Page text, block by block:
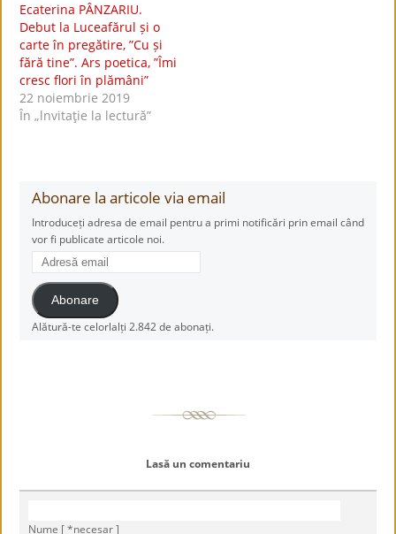
Ecaterina PÂNZARIU.
Debut la Luceafărul și o
carte în pregătire, ”Cu și
fără tine”. Ars poetica, ”Îmi
cresc flori în plămâni”
22 noiembrie 2019
În „lnvitaţie la lectură”
Abonare la articole via email
Introduceți adresa de email pentru a primi notificări prin email când
vor fi publicate articole noi.
Adresă
email
Abonare
Alătură-te celorlalți 2.842 de abonați.
Lasă un comentariu
Nume [ *necesar ]